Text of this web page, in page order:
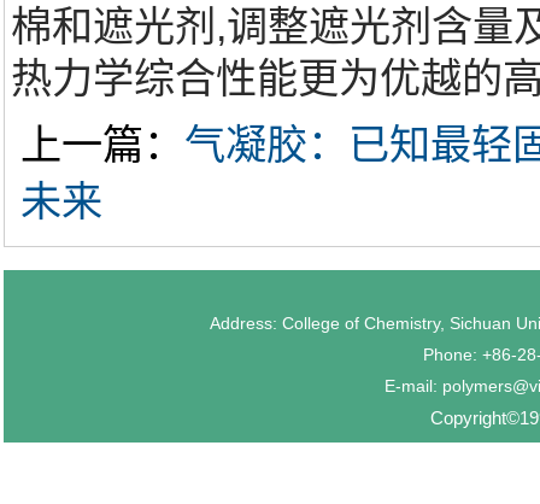
棉和遮光剂,调整遮光剂含量
热力学综合性能更为优越的
上一篇： 气凝胶：已知最轻
未来
Address: College of Chemistry, Sichuan
Phone: +86-
E-mail: